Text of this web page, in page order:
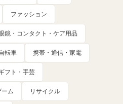
ファッション
鏡・コンタクト・ケア用品
転車 携帯・通信・家電
フト・手芸
ム リサイクル